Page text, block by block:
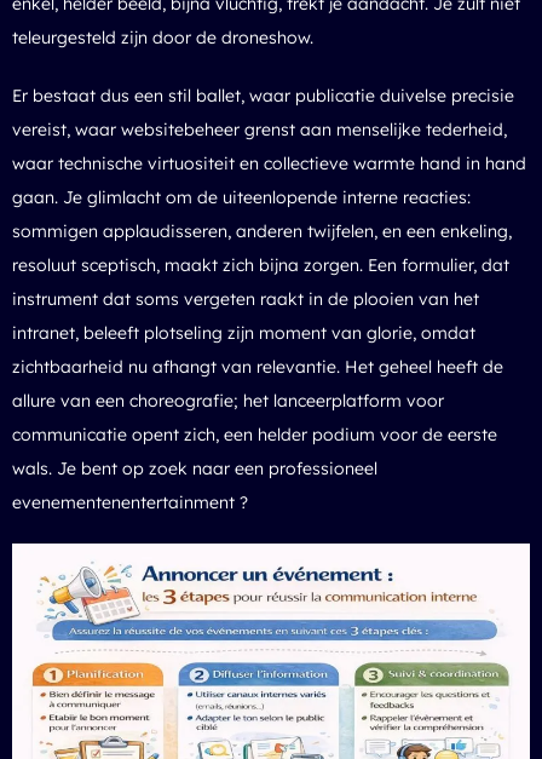
teleurgesteld zijn door de droneshow.
Er bestaat dus een stil ballet, waar publicatie duivelse precisie
vereist, waar websitebeheer grenst aan menselijke tederheid,
waar technische virtuositeit en collectieve warmte hand in hand
gaan. Je glimlacht om de uiteenlopende interne reacties:
sommigen applaudisseren, anderen twijfelen, en een enkeling,
resoluut sceptisch, maakt zich bijna zorgen. Een formulier, dat
instrument dat soms vergeten raakt in de plooien van het
intranet, beleeft plotseling zijn moment van glorie, omdat
zichtbaarheid nu afhangt van relevantie. Het geheel heeft de
allure van een choreografie; het lanceerplatform voor
communicatie opent zich, een helder podium voor de eerste
wals. Je bent op zoek naar een professioneel
evenementenentertainment ?